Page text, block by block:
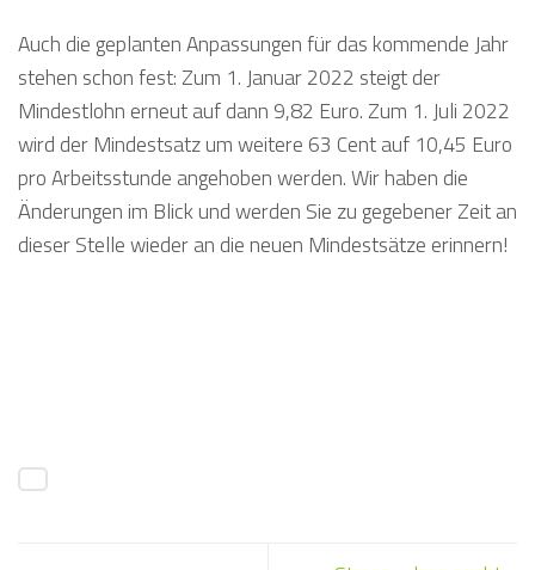
Auch die geplanten Anpassungen für das kommende Jahr
stehen schon fest: Zum 1. Januar 2022 steigt der
Mindestlohn erneut auf dann 9,82 Euro. Zum 1. Juli 2022
wird der Mindestsatz um weitere 63 Cent auf 10,45 Euro
pro Arbeitsstunde angehoben werden. Wir haben die
Änderungen im Blick und werden Sie zu gegebener Zeit an
dieser Stelle wieder an die neuen Mindestsätze erinnern!